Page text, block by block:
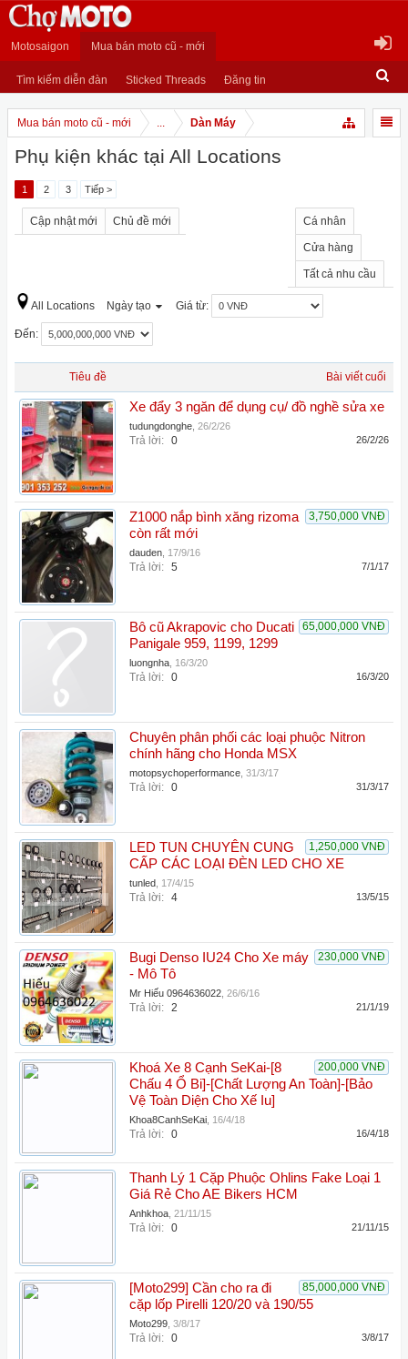
Motosaigon Mua bán moto cũ - mới
Tìm kiếm diễn đàn Sticked Threads Đăng tin
Mua bán moto cũ - mới ... Dàn Máy
Phụ kiện khác tại All Locations
1 2 3 Tiếp >
Cập nhật mới Chủ đề mới Cá nhân
Cửa hàng
Tất cả nhu cầu
All Locations Ngày tạo Giá từ:
Đến:
Tiêu đề Bài viết cuối
Xe đẩy 3 ngăn để dụng cụ/ đồ nghề sửa xe
tudungdonghe 26/2/26
Trả lời: 0 26/2/26
3,750,000 VNĐ
Z1000 nắp bình xăng rizoma
còn rất mới
dauden 17/9/16
Trả lời: 5 7/1/17
65,000,000 VNĐ
Bô cũ Akrapovic cho Ducati
Panigale 959, 1199, 1299
luongnha 16/3/20
Trả lời: 0 16/3/20
Chuyên phân phối các loại phuộc Nitron
chính hãng cho Honda MSX
motopsychoperformance 31/3/17
Trả lời: 0 31/3/17
1,250,000 VNĐ
LED TUN CHUYÊN CUNG
CẤP CÁC LOẠI ĐÈN LED CHO XE
tunled 17/4/15
Trả lời: 4 13/5/15
230,000 VNĐ
Bugi Denso IU24 Cho Xe máy
- Mô Tô
Mr Hiếu 0964636022 26/6/16
Trả lời: 2 21/1/19
200,000 VNĐ
Khoá Xe 8 Cạnh SeKai-[8
Chấu 4 Ổ Bi]-[Chất Lượng An Toàn]-[Bảo
Vệ Toàn Diện Cho Xế Iu]
Khoa8CanhSeKai 16/4/18
Trả lời: 0 16/4/18
Thanh Lý 1 Cặp Phuộc Ohlins Fake Loại 1
Giá Rẻ Cho AE Bikers HCM
Anhkhoa 21/11/15
Trả lời: 0 21/11/15
85,000,000 VNĐ
[Moto299] Cần cho ra đi
cặp lốp Pirelli 120/20 và 190/55
Moto299 3/8/17
Trả lời: 0 3/8/17